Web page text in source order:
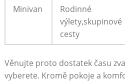
Minivan
Rodinné
výlety,skupinové
cesty
Věnujte proto dostatek času
vyberete. Kromě pokoje a